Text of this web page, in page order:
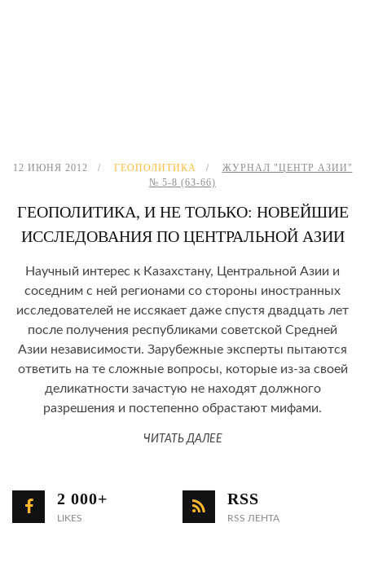
12 ИЮНЯ 2012 ГЕОПОЛИТИКА
ЖУРНАЛ "ЦЕНТР АЗИИ"
№ 5-8 (63-66)
ГЕОПОЛИТИКА, И НЕ ТОЛЬКО: НОВЕЙШИЕ
ИССЛЕДОВАНИЯ ПО ЦЕНТРАЛЬНОЙ АЗИИ
Научный интерес к Казахстану, Центральной Азии и
соседним с ней регионами со стороны иностранных
исследователей не иссякает даже спустя двадцать лет
после получения республиками советской Средней
Азии независимости. Зарубежные эксперты пытаются
ответить на те сложные вопросы, которые из-за своей
деликатности зачастую не находят должного
разрешения и постепенно обрастают мифами.
ЧИТАТЬ ДАЛЕЕ
2 000+
LIKES
RSS
RSS ЛЕНТА